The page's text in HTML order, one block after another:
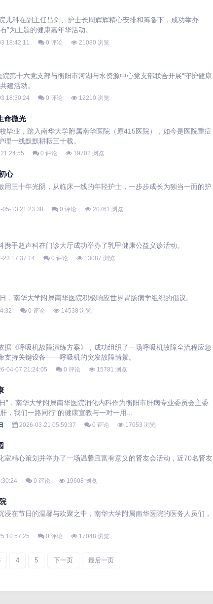
儿科在副主任吕剑、护士长周辉辉精心安排和筹备下，成功举办
”为主题的健康嘉年华活动。
18:42:11 0 评论 21080 浏览
第十六党支部与衡阳市河湖与水资源中心党支部联合开展“守护健康
建活动。
18:30:24 0 评论 12210 浏览
命微光
毕业，踏入南华大学附属南华医院（原415医院），如今是医院重症
一线默默耕耘三十载。
0 评论 19702 浏览
心
用三十年光阴，从临床一线的年轻护士，一步步成长为独当一面的护
05-13 21:23:38 0 评论 20761 浏览
手超声科在门诊大厅成功举办了乳甲健康公益义诊活动。
23 17:37:14 0 评论 13087 浏览
，南华大学附属南华医院积极响应世界胃肠病学组织的倡议。
0 评论 14538 浏览
据《呼吸机故障演练方案》，成功组织了一场呼吸机故障全流程应急
支持关键设备——呼吸机的突发故障情景。
04-07 21:24:05 0 评论 15781 浏览
”，南华大学附属南华医院消化内科作为衡阳市肝病专业委员会主委
，我们一路同行”的健康宣教与一对一用...
2026-03-21 05:59:37 0 评论 17053 浏览
室精心策划并举办了一场温馨且富有意义的肾友会活动，近70名肾友
0 评论 19608 浏览
浸在节日的温馨与欢聚之中，南华大学附属南华医院的医务人员们，
10:57:25 0 评论 17048 浏览
4 5 下一页 最后一页